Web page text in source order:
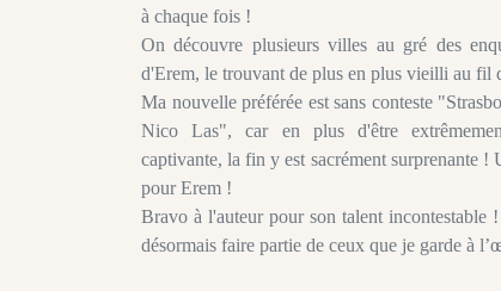
à chaque fois !
On découvre plusieurs villes au gré des
d'Erem, le trouvant de plus en plus vieilli au fil
Ma nouvelle préférée est sans conteste
Nico Las", car en plus d'être
captivante, la fin y est sacrément surprenante !
pour Erem !
Bravo à l'auteur pour son talent incontestable
désormais faire partie de ceux que je garde à